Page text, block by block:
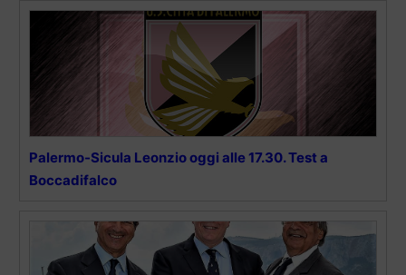
Palermo-Sicula Leonzio oggi alle 17.30. Test a
Boccadifalco